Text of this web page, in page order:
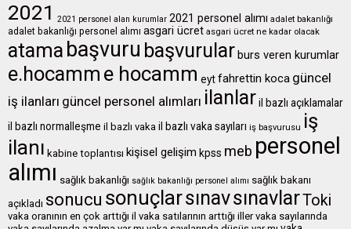
2021 2021 personel alan kurumlar 2021 personel alımı adalet bakanlığı
adalet bakanlığı personel alımı asgari ücret asgari ücret ne kadar olacak
atama başvuru başvurularburs veren kurumlar
e.hocamm e hocamm eytfahrettin koca güncel
iş ilanları güncel personel alımları ilanlaril bazlı açıklamalar
il bazlı normalleşme il bazlı vaka il bazlı vaka sayıları iş başvurusu iş
ilanı kabine toplantısı kişisel gelişim kpss meb personel
alımı sağlık bakanlığı sağlık bakanlığı personel alımı sağlık bakanı
açıkladı sonucu sonuçlarsınavsınavlarToki
vaka oranının en çok arttığı il vaka satılarının arttığı iller vaka sayılarında